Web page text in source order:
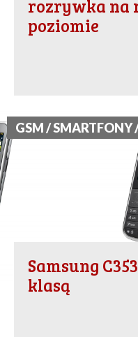
rozrywka na
poziomie
GSM / SMARTFONY
Samsung
klasą